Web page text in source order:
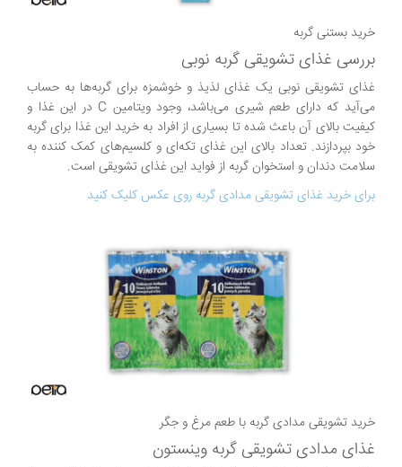
خرید بستنی گربه
بررسی غذای تشویقی گربه نوبی
غذای تشویقی نوبی یک غذای لذیذ و خوشمزه برای گربه‌ها به حساب
می‌آید که دارای طعم شیری می‌باشد، وجود ویتامین C در این غذا و
کیفیت بالای آن باعث شده تا بسیاری از افراد به خرید این غذا برای گربه
خود بپردازند. تعداد بالای این غذای تکه‌ای و کلسیم‌های کمک کننده به
سلامت دندان و استخوان گربه از فواید این غذای تشویقی است.
برای خرید غذای تشویقی مدادی گربه روی عکس کلیک کنید
خرید تشویقی مدادی گربه با طعم مرغ و جگر
غذای مدادی تشویقی گربه وینستون